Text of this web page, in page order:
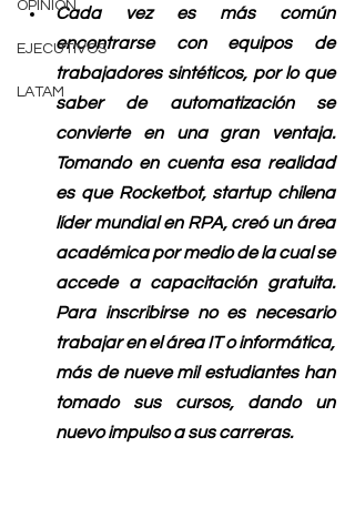
OPINIÓN
EJECUTIVOS
LATAM
Cada vez es más común
encontrarse con equipos de
trabajadores sintéticos, por lo que
saber de automatización se
convierte en una gran ventaja.
Tomando en cuenta esa realidad
es que Rocketbot, startup chilena
líder mundial en RPA, creó un área
académica por medio de la cual se
accede a capacitación gratuita.
Para inscribirse no es necesario
trabajar en el área IT o informática,
más de nueve mil estudiantes han
tomado sus cursos, dando un
nuevo impulso a sus carreras.